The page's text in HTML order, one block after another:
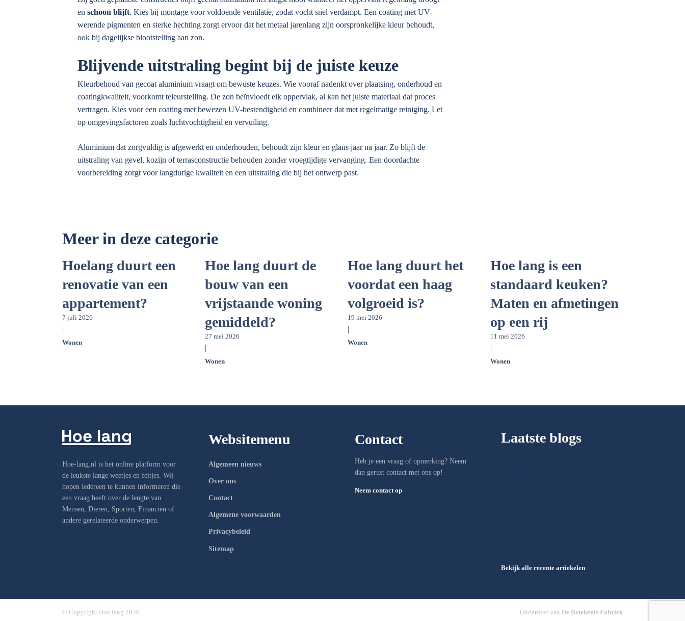
en schoon blijft. Kies bij montage voor voldoende ventilatie, zodat vocht snel verdampt. Een coating met UV-
werende pigmenten en sterke hechting zorgt ervoor dat het metaal jarenlang zijn oorspronkelijke kleur behoudt,
ook bij dagelijkse blootstelling aan zon.
Blijvende uitstraling begint bij de juiste keuze
Kleurbehoud van gecoat aluminium vraagt om bewuste keuzes. Wie vooraf nadenkt over plaatsing, onderhoud en
coatingkwaliteit, voorkomt teleurstelling. De zon beïnvloedt elk oppervlak, al kan het juiste materiaal dat proces
vertragen. Kies voor een coating met bewezen UV-bestendigheid en combineer dat met regelmatige reiniging. Let
op omgevingsfactoren zoals luchtvochtigheid en vervuiling.
Aluminium dat zorgvuldig is afgewerkt en onderhouden, behoudt zijn kleur en glans jaar na jaar. Zo blijft de
uitstraling van gevel, kozijn of terrasconstructie behouden zonder vroegtijdige vervanging. Een doordachte
voorbereiding zorgt voor langdurige kwaliteit en een uitstraling die bij het ontwerp past.
Meer in deze categorie
Hoelang duurt een
renovatie van een
appartement?
7 juli 2026
|
Wonen
Hoe lang duurt de
bouw van een
vrijstaande woning
gemiddeld?
27 mei 2026
|
Wonen
Hoe lang duurt het
voordat een haag
volgroeid is?
19 mei 2026
|
Wonen
Hoe lang is een
standaard keuken?
Maten en afmetingen
op een rij
11 mei 2026
|
Wonen
Hoe-lang.nl is het online platform voor
de leukste lange weetjes en feitjes. Wij
hopen iedereen te kunnen informeren die
een vraag heeft over de lengte van
Mensen, Dieren, Sporten, Financiën of
andere gerelateerde onderwerpen.
Websitemenu
Algemeen nieuws
Over ons
Contact
Algemene voorwaarden
Privacybeleid
Sitemap
Contact
Heb je een vraag of opmerking? Neem
dan gerust contact met ons op!
Neem contact op
Laatste blogs
Bekijk alle recente artiekelen
© Copyright Hoe lang 2026 Onderdeel van De Betekenis Fabriek